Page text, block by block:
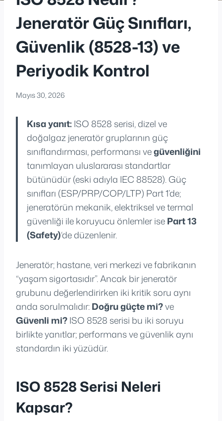
Jeneratör Güç Sınıfları,
Güvenlik (8528-13) ve
Periyodik Kontrol
Mayıs 30, 2026
Kısa yanıt:ISO 8528 serisi, dizel ve
doğalgaz jeneratör gruplarının güç
sınıflandırması, performansı vegüvenliğini
tanımlayan uluslararası standartlar
bütünüdür (eski adıyla IEC 88528). Güç
sınıfları (ESP/PRP/COP/LTP) Part 1’de;
jeneratörün mekanik, elektriksel ve termal
güvenliği ile koruyucu önlemler isePart 13
(Safety)‘de düzenlenir.
Jeneratör; hastane, veri merkezi ve fabrikanın
“yaşam sigortasıdır”. Ancak bir jeneratör
grubunu değerlendirirken iki kritik soru aynı
anda sorulmalıdır:Doğru güçte mi?ve
Güvenli mi?ISO 8528 serisi bu iki soruyu
birlikte yanıtlar; performans ve güvenlik aynı
standardın iki yüzüdür.
ISO 8528 Serisi Neleri
Kapsar?